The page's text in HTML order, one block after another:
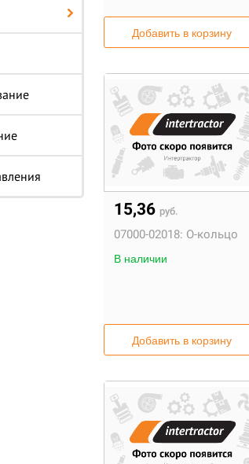
Добавить в корзину
15,36 руб.
07000-02018: О-кольцо
В наличии
Добавить в корзину